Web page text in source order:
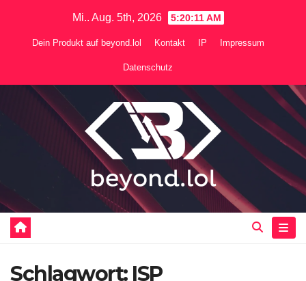
Mi.. Aug. 5th, 2026 5:20:12 AM
Dein Produkt auf beyond.lol Kontakt IP Impressum
Datenschutz
Schlagwort: ISP